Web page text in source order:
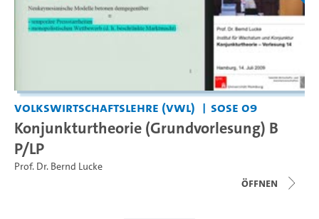
Volkswirtschaftslehre (VWL) SoSe 09
Konjunkturtheorie (Grundvorlesung) B
P/LP
Prof. Dr. Bernd Lucke
Öffnen